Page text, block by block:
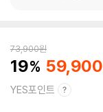
73,900원
19 59,900
YES포인트